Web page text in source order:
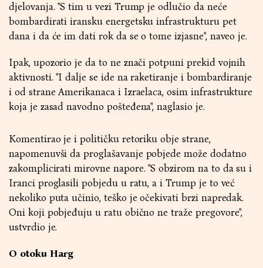
djelovanja. "S tim u vezi Trump je odlučio da neće
bombardirati iransku energetsku infrastrukturu pet
dana i da će im dati rok da se o tome izjasne", naveo je.
Ipak, upozorio je da to ne znači potpuni prekid vojnih
aktivnosti. "I dalje se ide na raketiranje i bombardiranje
i od strane Amerikanaca i Izraelaca, osim infrastrukture
koja je zasad navodno pošteđena", naglasio je.
Komentirao je i političku retoriku obje strane,
napomenuvši da proglašavanje pobjede može dodatno
zakomplicirati mirovne napore. "S obzirom na to da su i
Iranci proglasili pobjedu u ratu, a i Trump je to već
nekoliko puta učinio, teško je očekivati brzi napredak.
Oni koji pobjeđuju u ratu obično ne traže pregovore",
ustvrdio je.
O otoku Harg